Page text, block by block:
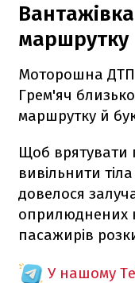
маршрутку
Моторошна ДТП
Грем'яч
маршрутку й
Щоб врятувати
вивільнити
довелося
оприлюднених
пасажирів
У нашому